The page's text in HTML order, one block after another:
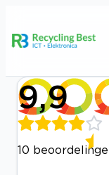
9,9
10